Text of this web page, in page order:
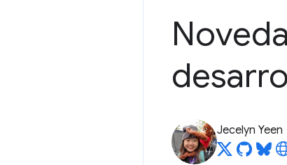
Jecelyn Yeen